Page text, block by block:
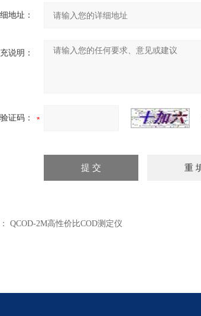
地址：
说明：
验证码：
QCOD-2M高性价比COD测定仪